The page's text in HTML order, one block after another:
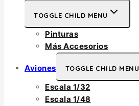
TOGGLE CHILD MENU
Pinturas
Más Accesorios
Aviones TOGGLE CHILD MENU
Escala 1/32
Escala 1/48